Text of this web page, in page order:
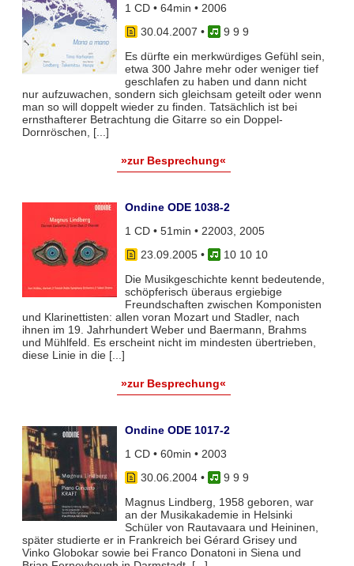
1 CD • 64min • 2006
30.04.2007 •
9 9 9
Es dürfte ein merkwürdiges Gefühl sein,
etwa 300 Jahre mehr oder weniger tief
geschlafen zu haben und dann nicht
nur aufzuwachen, sondern sich gleichsam geteilt oder wenn
man so will doppelt wieder zu finden. Tatsächlich ist bei
ernsthafterer Betrachtung die Gitarre so ein Doppel-
Dornröschen, [...]
»zur Besprechung«
Ondine ODE 1038-2
1 CD • 51min • 22003, 2005
23.09.2005•
10 10 10
Die Musikgeschichte kennt bedeutende,
schöpferisch überaus ergiebige
Freundschaften zwischen Komponisten
und Klarinettisten: allen voran Mozart und Stadler, nach
ihnen im 19. Jahrhundert Weber und Baermann, Brahms
und Mühlfeld. Es erscheint nicht im mindesten übertrieben,
diese Linie in die [...]
»zur Besprechung«
Ondine ODE 1017-2
1 CD • 60min • 2003
30.06.2004•
9 9 9
Magnus Lindberg, 1958 geboren, war
an der Musikakademie in Helsinki
Schüler von Rautavaara und Heininen,
später studierte er in Frankreich bei Gérard Grisey und
Vinko Globokar sowie bei Franco Donatoni in Siena und